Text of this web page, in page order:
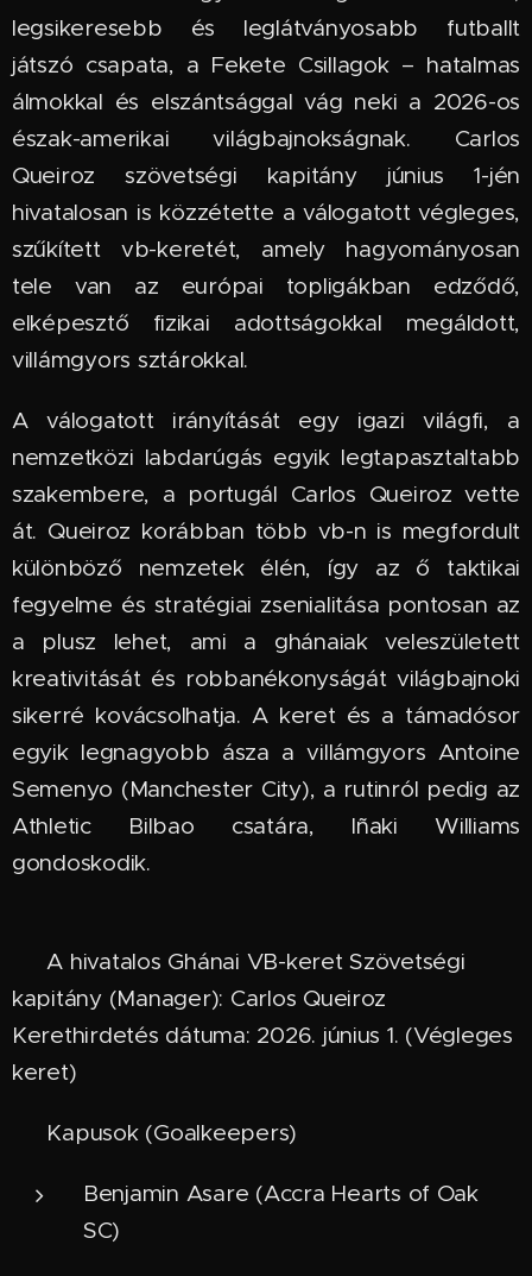
legsikeresebb és leglátványosabb futballt
játszó csapata, a Fekete Csillagok – hatalmas
álmokkal és elszántsággal vág neki a 2026-os
észak-amerikai világbajnokságnak. Carlos
Queiroz szövetségi kapitány június 1-jén
hivatalosan is közzétette a válogatott végleges,
szűkített vb-keretét, amely hagyományosan
tele van az európai topligákban edződő,
elképesztő fizikai adottságokkal megáldott,
villámgyors sztárokkal.
A válogatott irányítását egy igazi világfi, a
nemzetközi labdarúgás egyik legtapasztaltabb
szakembere, a portugál Carlos Queiroz vette
át. Queiroz korábban több vb-n is megfordult
különböző nemzetek élén, így az ő taktikai
fegyelme és stratégiai zsenialitása pontosan az
a plusz lehet, ami a ghánaiak veleszületett
kreativitását és robbanékonyságát világbajnoki
sikerré kovácsolhatja. A keret és a támadósor
egyik legnagyobb ásza a villámgyors Antoine
Semenyo (Manchester City), a rutinról pedig az
Athletic Bilbao csatára, Iñaki Williams
gondoskodik.
📋 A hivatalos Ghánai VB-keret Szövetségi
kapitány (Manager): Carlos Queiroz
Kerethirdetés dátuma: 2026. június 1. (Végleges
keret)
🧤 Kapusok (Goalkeepers)
Benjamin Asare (Accra Hearts of Oak
SC)